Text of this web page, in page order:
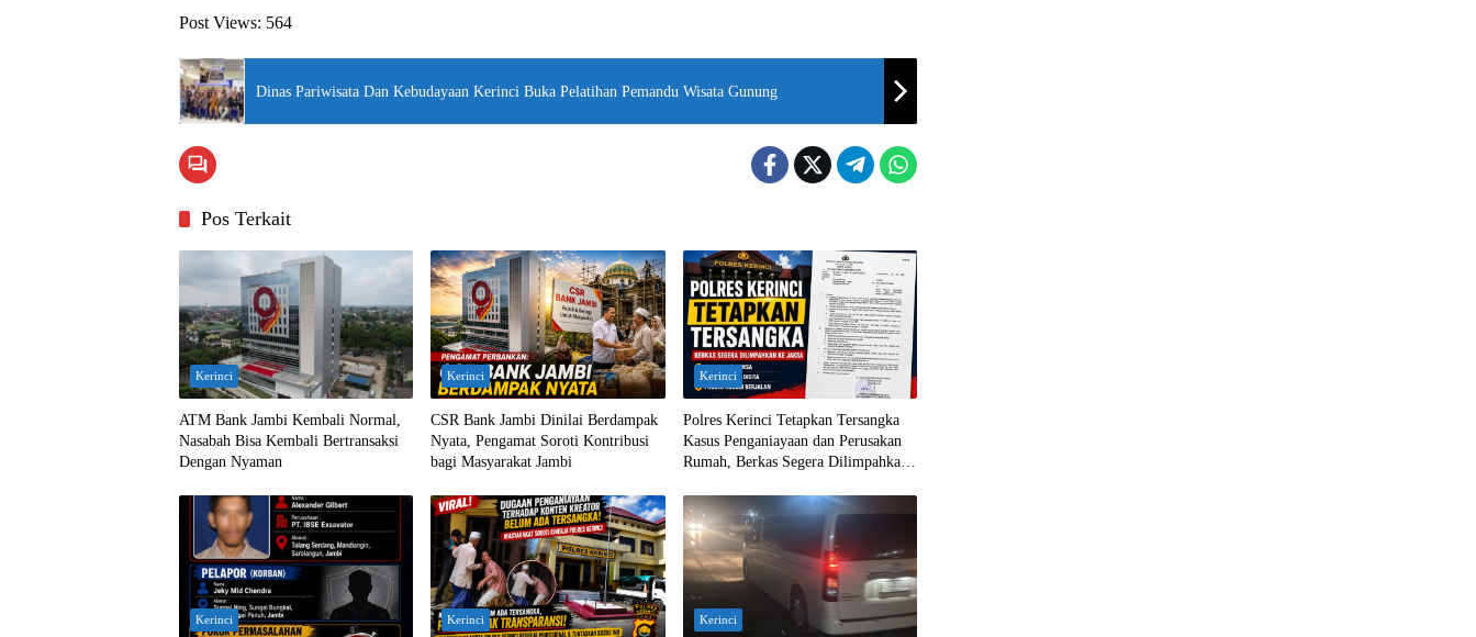
Post Views: 564
Dinas Pariwisata Dan Kebudayaan Kerinci Buka Pelatihan Pemandu Wisata Gunung
Pos Terkait
Kerinci
ATM Bank Jambi Kembali Normal,
Nasabah Bisa Kembali Bertransaksi
Dengan Nyaman
Kerinci
CSR Bank Jambi Dinilai Berdampak
Nyata, Pengamat Soroti Kontribusi
bagi Masyarakat Jambi
Kerinci
Polres Kerinci Tetapkan Tersangka
Kasus Penganiayaan dan Perusakan
Rumah, Berkas Segera Dilimpahkan
Kerinci Kerinci Kerinci